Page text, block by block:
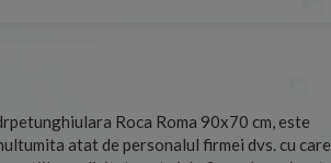
Roca Roma 90x70 cm, este
atat de personalul firmei dvs. cu care